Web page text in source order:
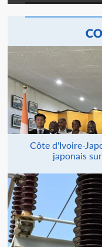
Côte d'Ivoire-
japonais